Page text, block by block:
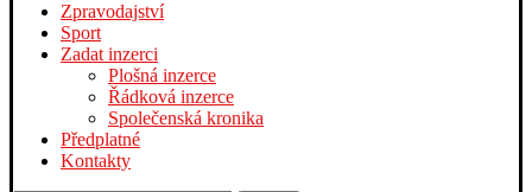
Zpravodajství
Sport
Zadat inzerci
Plošná inzerce
Řádková inzerce
Společenská kronika
Předplatné
Kontakty